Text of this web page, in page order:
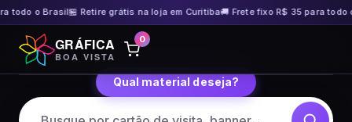
o Brasil🏪 Retire grátis na loja em Curitiba🚚 Frete fixo R$ 35 para todo o
Pular
para
o
GRÁFICA
BOA VISTA
0
Qual material deseja?